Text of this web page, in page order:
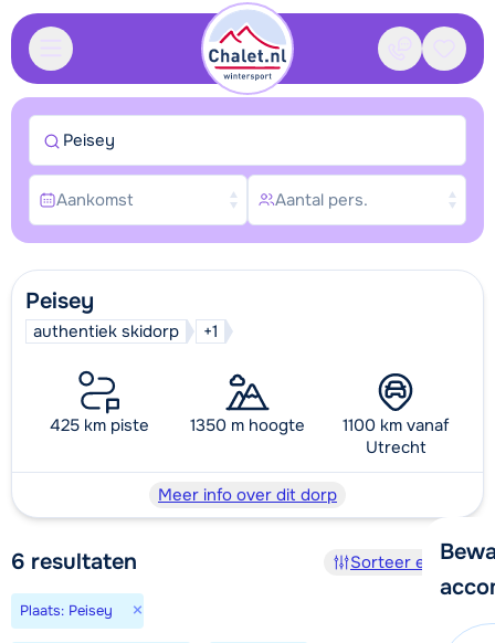
Contact
Peisey
authentiek skidorp +1
425 km piste 1350 m hoogte
1100 km vanaf
Utrecht
Meer info over dit dorp
6 resultaten Sorteer en filter
Plaats: Peisey ×
Peisey
Aankomst Aantal pers.